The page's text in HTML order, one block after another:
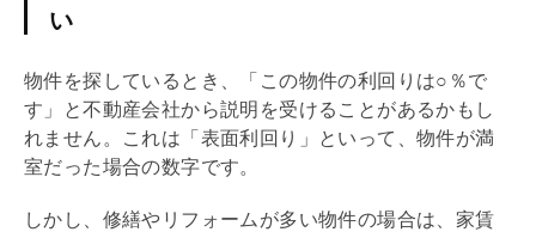
い
物件を探しているとき、「この物件の利回り は○％で
す」と不動産会社から説明を受けることがあるかもし
れません。これは「表面利回り
」といって、物件が満
室だった場合の数字です。
しかし、修繕や リフォーム が多い物件の場合は、家賃